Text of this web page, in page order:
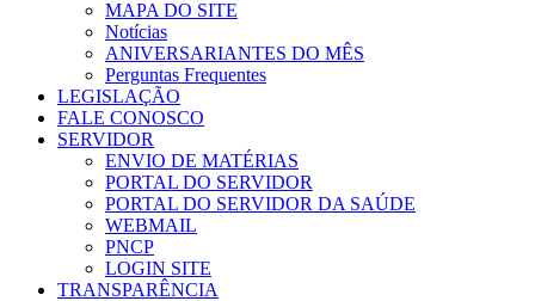
MAPA DO SITE
Notícias
ANIVERSARIANTES DO MÊS
Perguntas Frequentes
LEGISLAÇÃO
FALE CONOSCO
SERVIDOR
ENVIO DE MATÉRIAS
PORTAL DO SERVIDOR
PORTAL DO SERVIDOR DA SAÚDE
WEBMAIL
PNCP
LOGIN SITE
TRANSPARÊNCIA